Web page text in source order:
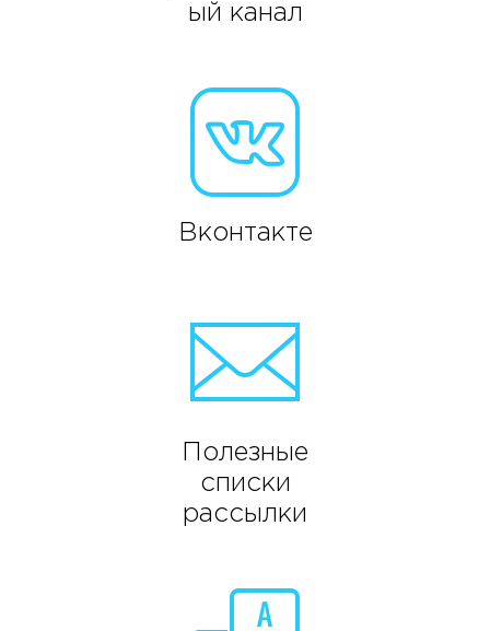
ый канал
Вконтакте
Полезные
списки
рассылки